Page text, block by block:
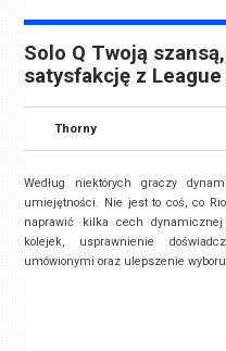
Solo Q Twoją
satysfakcję z
Thorny
Według niektórych graczy
umiejętności. Nie jest to coś, co
naprawić kilka cech
kolejek, usprawnienie
umówionymi oraz ulepszenie